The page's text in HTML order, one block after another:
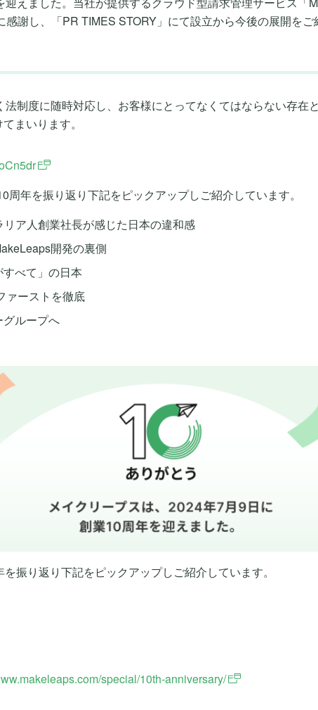
謝し、「PR TIMES STORY」にて設立から今後の展開を
制度に随時対応し、お客様にとってなくてはならない存在
まいります。
周年を振り返り下記をピックアップしご紹介しています。
ア人創業社長が感じた日本の違和感
開発の裏側
べて」の日本
ァーストを徹底
ループへ
振り返り下記をピックアップしご紹介しています。
special/10th-anniversary/